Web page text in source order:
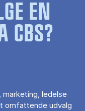
EN
CBS?
marketing, ledelse
omfattende udvalg